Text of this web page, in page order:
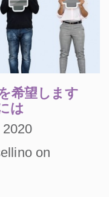
希望します
は
on